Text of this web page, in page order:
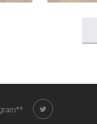
**Telegram**